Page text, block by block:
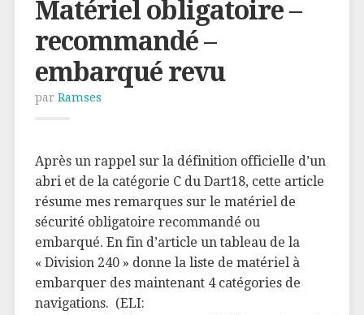
Matériel obligatoire –
recommandé –
embarqué revu
par Ramses
Après un rappel sur la définition officielle d’un
abri et de la catégorie C du Dart18, cette article
résume mes remarques sur le matériel de
sécurité obligatoire recommandé ou
embarqué. En fin d’article un tableau de la
« Division 240 » donne la liste de matériel à
embarquer des maintenant 4 catégories de
navigations. (ELI: